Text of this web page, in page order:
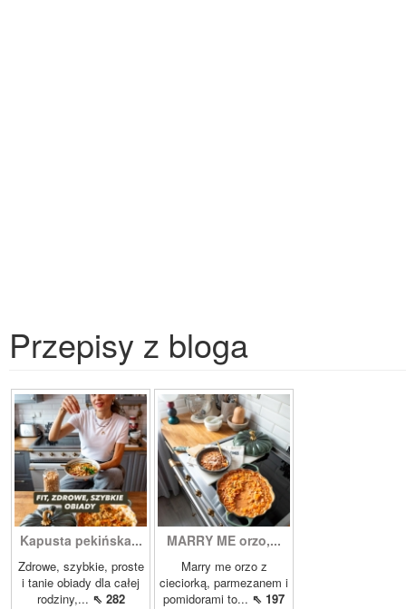
Przepisy z bloga
Kapusta pekińska...
Zdrowe, szybkie, proste
i tanie obiady dla całej
rodziny,... ⇖ 282
MARRY ME orzo,...
Marry me orzo z
cieciorką, parmezanem i
pomidorami to... ⇖ 197